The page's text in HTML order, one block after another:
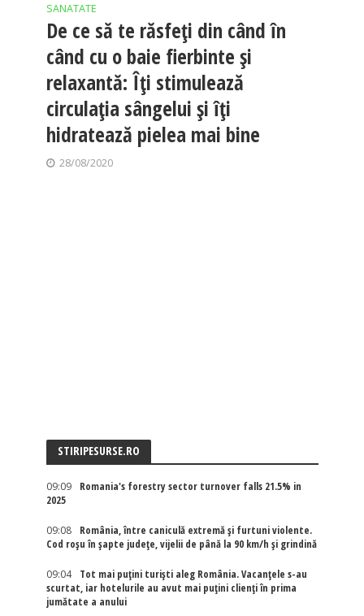
SANATATE
De ce să te răsfeți din când în
când cu o baie fierbinte și
relaxantă: Îți stimulează
circulația sângelui și îți
hidratează pielea mai bine
28/08/2020
STIRIPESURSE.RO
09:09
Romania's forestry sector turnover falls 21.5% in
2025
09:08
România, între caniculă extremă și furtuni violente.
Cod roșu în șapte județe, vijelii de până la 90 km/h și grindină
09:04
Tot mai puțini turiști aleg România. Vacanțele s-au
scurtat, iar hotelurile au avut mai puțini clienți în prima
jumătate a anului